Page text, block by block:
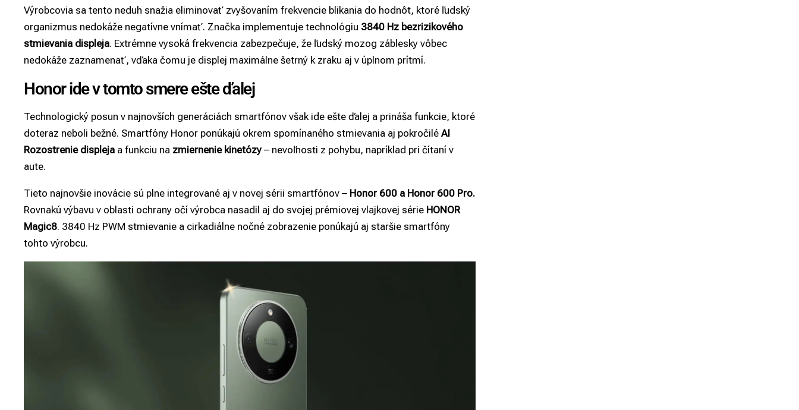
Výrobcovia sa tento neduh snažia eliminovať zvyšovaním frekvencie blikania do hodnôt, ktoré ľudský
organizmus nedokáže negatívne vnímať. Značka implementuje technológiu 3840 Hz bezrizikového
stmievania displeja. Extrémne vysoká frekvencia zabezpečuje, že ľudský mozog záblesky vôbec
nedokáže zaznamenať, vďaka čomu je displej maximálne šetrný k zraku aj v úplnom prítmí.
Honor ide v tomto smere ešte ďalej
Technologický posun v najnovších generáciách smartfónov však ide ešte ďalej a prináša funkcie, ktoré
doteraz neboli bežné. Smartfóny Honor ponúkajú okrem spomínaného stmievania aj pokročilé AI
Rozostrenie displeja a funkciu na zmiernenie kinetózy – nevoľnosti z pohybu, napríklad pri čítaní v
aute.
Tieto najnovšie inovácie sú plne integrované aj v novej sérii smartfónov – Honor 600 a Honor 600 Pro.
Rovnakú výbavu v oblasti ochrany očí výrobca nasadil aj do svojej prémiovej vlajkovej série HONOR
Magic8. 3840 Hz PWM stmievanie a cirkadiálne nočné zobrazenie ponúkajú aj staršie smartfóny
tohto výrobcu.